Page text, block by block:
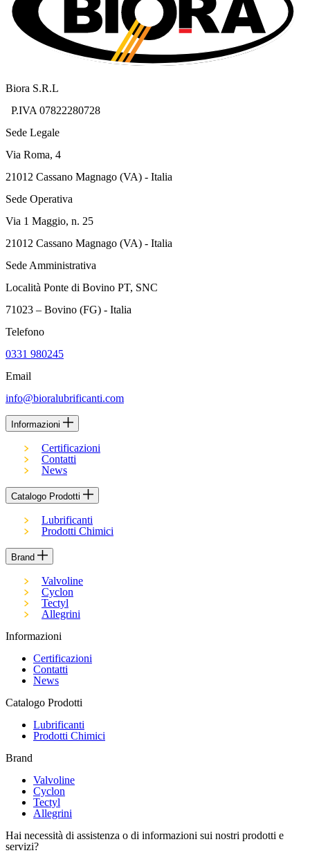
Biora S.R.L
P.IVA 07822280728
Sede Legale
Via Roma, 4
21012 Cassano Magnago (VA) - Italia
Sede Operativa
Via 1 Maggio, n. 25
21012 Cassano Magnago (VA) - Italia
Sede Amministrativa
Località Ponte di Bovino PT, SNC
71023 – Bovino (FG) - Italia
Telefono
0331 980245
Email
info@bioralubrificanti.com
Informazioni
Certificazioni
Contatti
News
Catalogo Prodotti
Lubrificanti
Prodotti Chimici
Brand
Valvoline
Cyclon
Tectyl
Allegrini
Informazioni
Certificazioni
Contatti
News
Catalogo Prodotti
Lubrificanti
Prodotti Chimici
Brand
Valvoline
Cyclon
Tectyl
Allegrini
Hai necessità di assistenza o di informazioni sui nostri prodotti e
servizi?